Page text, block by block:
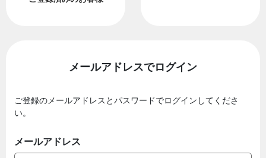
メールアドレスでログイン
ご登録のメールアドレスとパスワードでログインしてくださ
い。
メールアドレス